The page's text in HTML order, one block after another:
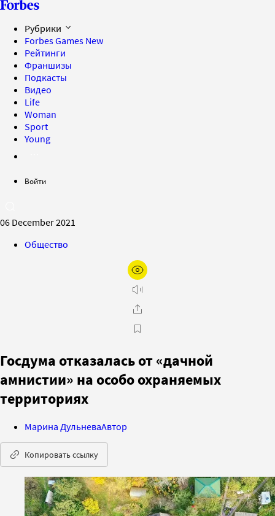
Рубрики
Forbes Games New
Рейтинги
Франшизы
Подкасты
Видео
Life
Woman
Sport
Young
Войти
06 December 2021
Общество
Госдума отказалась от «дачной
амнистии» на особо охраняемых
территориях
Марина ДульневаАвтор
Копировать ссылку